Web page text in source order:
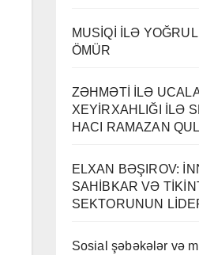
MUSİQİ İLƏ
ÖMÜR
ZƏHMƏTİ İLƏ
XEYİRXAHLIĞI İLƏ
HACI RAMAZAN
ELXAN BƏŞIROV:
SAHİBKAR VƏ
SEKTORUNUN
Sosial şəbəkələr və